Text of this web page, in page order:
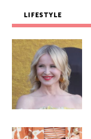
LIFESTYLE